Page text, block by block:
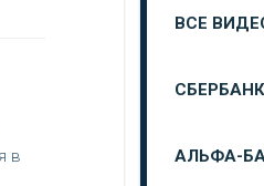
в
ВСЕ
СБЕРБАНК
АЛЬФА-